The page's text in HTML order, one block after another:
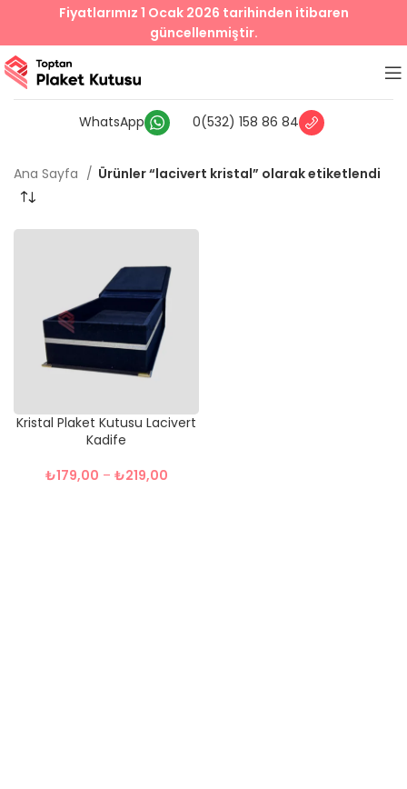
WhatsApp 0(532) 158 86 84
Ana Sayfa Ürünler “lacivert kristal” olarak etiketlendi
Kristal Plaket Kutusu Lacivert
Kadife
₺179,00 – ₺219,00
Fiyatlarımız 1 Ocak 2026 tarihinden itibaren
güncellenmiştir.